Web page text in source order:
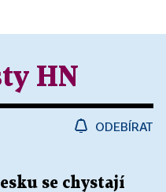
HN
ODEBÍRAT
se chystají